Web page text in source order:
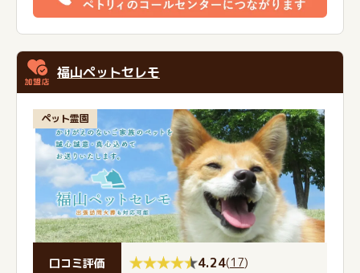
福山ペットセレモ
ペット霊園
口コミ評価 4.24(17)